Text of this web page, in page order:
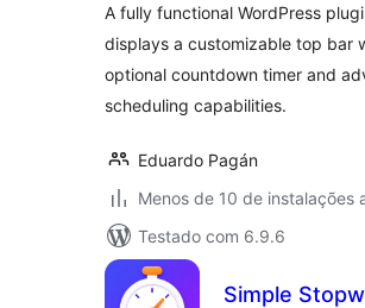
A fully functional WordPress
displays a customizable top bar
optional countdown timer and
scheduling capabilities.
Eduardo Pagán
Menos de 10 de instalações
Testado com 6.9.6
Simple